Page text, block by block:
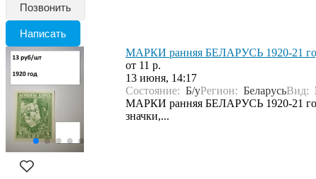
Позвонить
Написать
МАРКИ ранняя БЕЛАРУСЬ 1920-21
от 11 р.
13 июня, 14:17
Состояние: Б/уРегион: БеларусьВид:
МАРКИ ранняя БЕЛАРУСЬ 1920-21
значки,...